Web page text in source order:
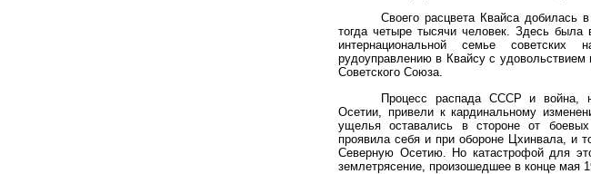
Своего расцвета Квайса добилась
тогда четыре тысячи человек. Здесь
интернациональной семье
рудоуправлению в Квайсу с удовольствием
Советского Союза.
Процесс распада СССР и война,
Осетии, привели к кардинальному
ущелья оставались в стороне от
проявила себя и при обороне Цхинвала, и
Северную Осетию. Но катастрофой для
землетрясение, произошедшее в конце мая